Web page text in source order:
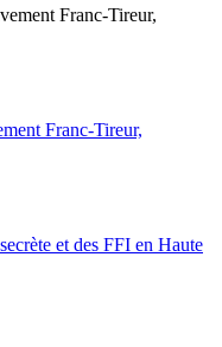
Franc-Tireur,
Franc-Tireur,
et des FFI en Haute